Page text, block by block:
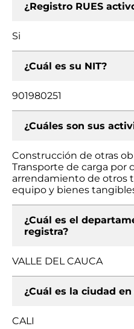
¿Registro RUES
Si
¿Cuál es su NIT?
901980251
¿Cuáles son sus
Construcción de otras
Transporte de carga por
arrendamiento de otros
equipo y bienes
¿Cuál es el
registra?
VALLE DEL CAUCA
¿Cuál es la ciudad
CALI